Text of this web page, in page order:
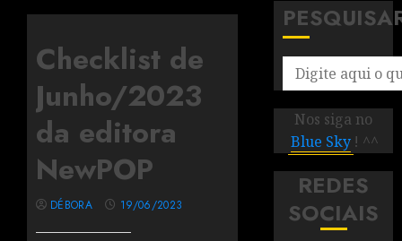
Checklist de
Junho/2023
da editora
NewPOP
DÉBORA 19/06/2023
Nos siga no
Blue Sky ! ^^
REDES
SOCIAIS